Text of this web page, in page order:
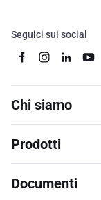
Seguici sui social
Chi siamo
Prodotti
Documenti